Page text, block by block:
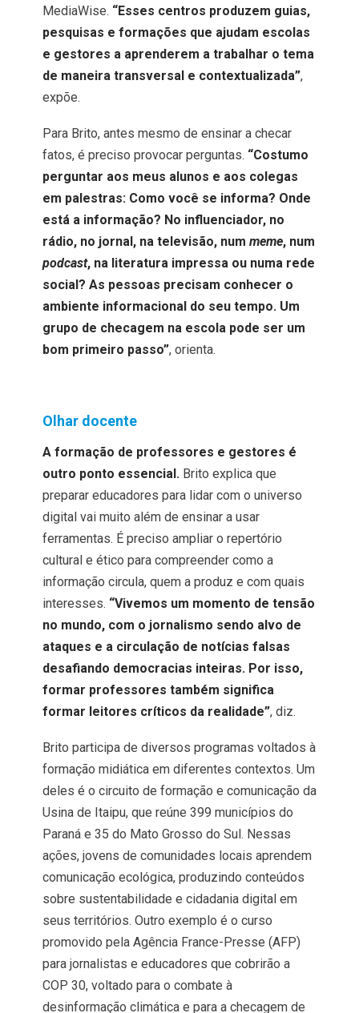
MediaWise. “Esses centros produzem guias,
pesquisas e formações que ajudam escolas
e gestores a aprenderem a trabalhar o tema
de maneira transversal e contextualizada”,
expõe.
Para Brito, antes mesmo de ensinar a checar
fatos, é preciso provocar perguntas. “Costumo
perguntar aos meus alunos e aos colegas
em palestras: Como você se informa? Onde
está a informação? No influenciador, no
rádio, no jornal, na televisão, num meme, num
podcast, na literatura impressa ou numa rede
social? As pessoas precisam conhecer o
ambiente informacional do seu tempo. Um
grupo de checagem na escola pode ser um
bom primeiro passo”, orienta.
Olhar docente
A formação de professores e gestores é
outro ponto essencial.Brito explica que
preparar educadores para lidar com o universo
digital vai muito além de ensinar a usar
ferramentas. É preciso ampliar o repertório
cultural e ético para compreender como a
informação circula, quem a produz e com quais
interesses. “Vivemos um momento de tensão
no mundo, com o jornalismo sendo alvo de
ataques e a circulação de notícias falsas
desafiando democracias inteiras. Por isso,
formar professores também significa
formar leitores críticos da realidade”, diz.
Brito participa de diversos programas voltados à
formação midiática em diferentes contextos. Um
deles é o circuito de formação e comunicação da
Usina de Itaipu, que reúne 399 municípios do
Paraná e 35 do Mato Grosso do Sul. Nessas
ações, jovens de comunidades locais aprendem
comunicação ecológica, produzindo conteúdos
sobre sustentabilidade e cidadania digital em
seus territórios. Outro exemplo é o curso
promovido pela Agência France-Presse (AFP)
para jornalistas e educadores que cobrirão a
COP 30, voltado para o combate à
desinformação climática e para a checagem de